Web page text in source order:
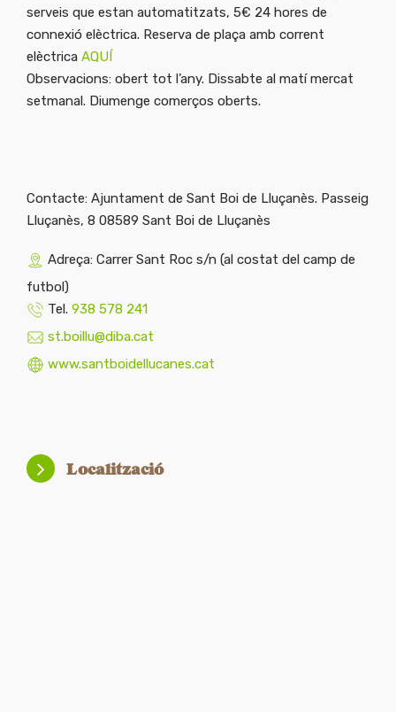
serveis que estan automatitzats, 5€ 24 hores de
connexió elèctrica. Reserva de plaça amb corrent
elèctrica AQUÍ
Observacions: obert tot l’any. Dissabte al matí mercat
setmanal. Diumenge comerços oberts.
Contacte: Ajuntament de Sant Boi de Lluçanès. Passeig
Lluçanès, 8 08589 Sant Boi de Lluçanès
Adreça: Carrer Sant Roc s/n (al costat del camp de
futbol)
Tel. 938 578 241
st.boillu@diba.cat
www.santboidellucanes.cat
Localització